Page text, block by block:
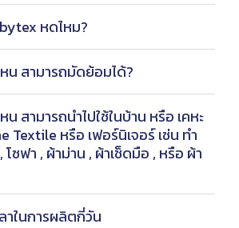
หดไหม?
น สามารถมัดย้อมได้?
สามารถนำไปใช้ในบ้าน หรือ เคหะ
Textile หรือ เฟอร์นิเจอร์ เช่น ทำ
ซฟา , ผ้าม่าน , ผ้าเช็ดมือ , หรือ ผ้า
าในการผลิตกี่วัน